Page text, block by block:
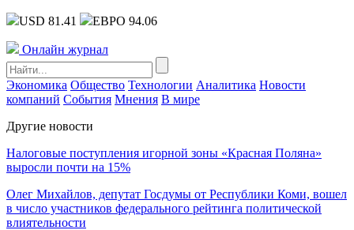
USD 81.41 ЕВРО 94.06
Онлайн журнал
Экономика Общество Технологии Аналитика Новости
компаний События Мнения В мире
Другие новости
Налоговые поступления игорной зоны «Красная Поляна»
выросли почти на 15%
Олег Михайлов, депутат Госдумы от Республики Коми, вошел
в число участников федерального рейтинга политической
влиятельности